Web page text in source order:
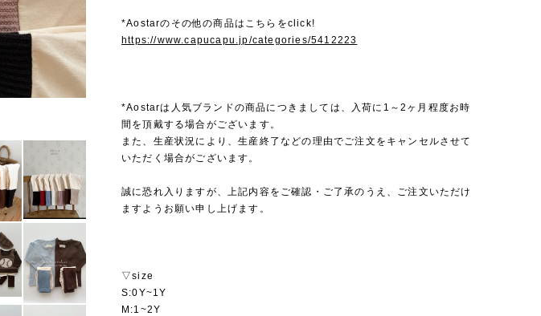
*Aostarのその他の商品はこちらをclick!
https://www.capucapu.jp/categories/5412223
*Aostarは人気ブランドの商品につきましては、入荷に1～2ヶ月程度お時
間を頂戴する場合がございます。
また、生産状況により、生産終了などの理由でご注文をキャンセルさせて
いただく場合がございます。
誠に恐れ入りますが、上記内容をご確認・ご了承のうえ、ご注文いただけ
ますようお願い申し上げます。
▽size
S:0Y~1Y
M:1~2Y